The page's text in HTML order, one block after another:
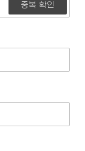
중복 확인